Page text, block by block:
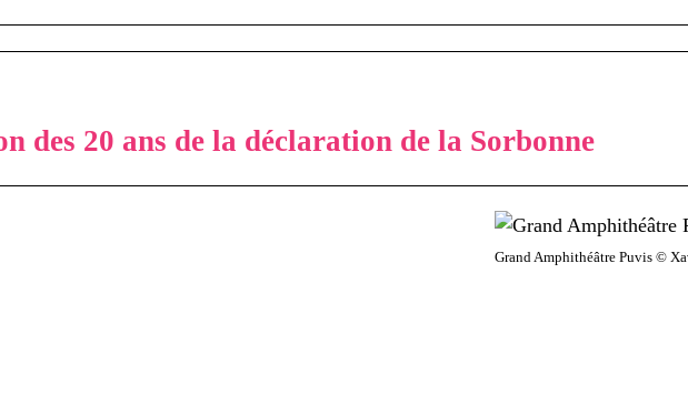
des 20 ans de la déclaration de la Sorbonne
Grand Amphithéâtre Puvis ©